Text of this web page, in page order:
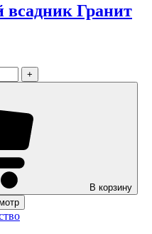
Гранит
+
В корзину